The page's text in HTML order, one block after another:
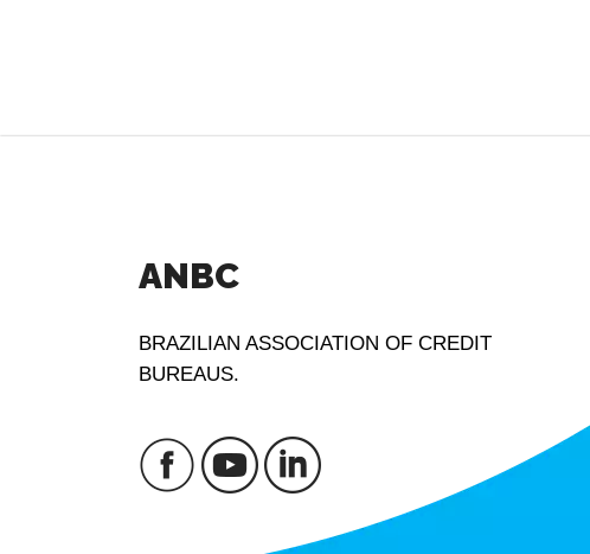
ANBC
BRAZILIAN ASSOCIATION OF CREDIT
BUREAUS.